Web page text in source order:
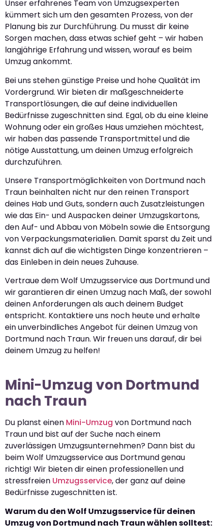
Unser erfahrenes Team von Umzugsexperten
kümmert sich um den gesamten Prozess, von der
Planung bis zur Durchführung. Du musst dir keine
Sorgen machen, dass etwas schief geht – wir haben
langjährige Erfahrung und wissen, worauf es beim
Umzug ankommt.
Bei uns stehen günstige Preise und hohe Qualität im
Vordergrund. Wir bieten dir maßgeschneiderte
Transportlösungen, die auf deine individuellen
Bedürfnisse zugeschnitten sind. Egal, ob du eine kleine
Wohnung oder ein großes Haus umziehen möchtest,
wir haben das passende Transportmittel und die
nötige Ausstattung, um deinen Umzug erfolgreich
durchzuführen.
Unsere Transportmöglichkeiten von Dortmund nach
Traun beinhalten nicht nur den reinen Transport
deines Hab und Guts, sondern auch Zusatzleistungen
wie das Ein- und Auspacken deiner Umzugskartons,
den Auf- und Abbau von Möbeln sowie die Entsorgung
von Verpackungsmaterialien. Damit sparst du Zeit und
kannst dich auf die wichtigsten Dinge konzentrieren –
das Einleben in dein neues Zuhause.
Vertraue dem Wolf Umzugsservice aus Dortmund und
wir garantieren dir einen Umzug nach Maß, der sowohl
deinen Anforderungen als auch deinem Budget
entspricht. Kontaktiere uns noch heute und erhalte
ein unverbindliches Angebot für deinen Umzug von
Dortmund nach Traun. Wir freuen uns darauf, dir bei
deinem Umzug zu helfen!
Mini-Umzug von Dortmund
nach Traun
Du planst einen Mini-Umzug von Dortmund nach
Traun und bist auf der Suche nach einem
zuverlässigen Umzugsunternehmen? Dann bist du
beim Wolf Umzugsservice aus Dortmund genau
richtig! Wir bieten dir einen professionellen und
stressfreien Umzugsservice, der ganz auf deine
Bedürfnisse zugeschnitten ist.
Warum du den Wolf Umzugsservice für deinen
Umzug von Dortmund nach Traun wählen solltest: